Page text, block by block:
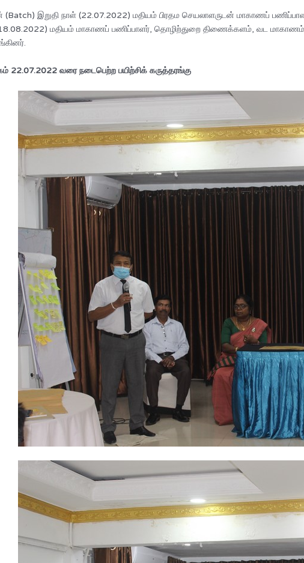
(Batch) இறுதி நாள் (22.07.2022) மதியம் பிரதம செயலாளருடன் மாகாணப்
மதியம் மாகாணப் பணிப்பாளர், தொழிற்துறை திணைக்களம், வட
22.07.2022 வரை நடைபெற்ற பயிற்சிக் கருத்தரங்கு